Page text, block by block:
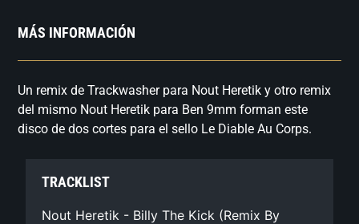
MÁS INFORMACIÓN
Un remix de Trackwasher para Nout Heretik y otro remix
del mismo Nout Heretik para Ben 9mm forman este
disco de dos cortes para el sello Le Diable Au Corps.
TRACKLIST
Nout Heretik - Billy The Kick (Remix By